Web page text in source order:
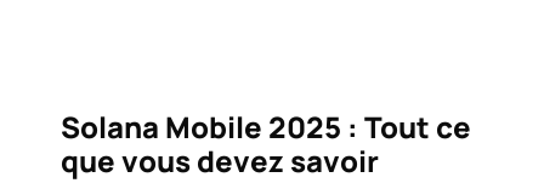
Solana Mobile 2025 : Tout ce
que vous devez savoir